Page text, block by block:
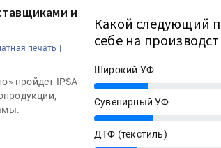
и
печать |
пройдет IPSA
Какой следующий
себе на
Широкий УФ
25%
Сувенирный УФ
27%
ДТФ (текстиль)